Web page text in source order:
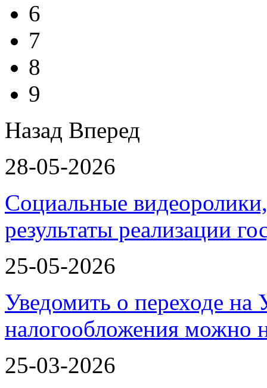
6
7
8
9
Назад Вперед
28-05-2026
Социальные
результаты реализации
25-05-2026
Уведомить о переходе
налогообложения можно
25-03-2026